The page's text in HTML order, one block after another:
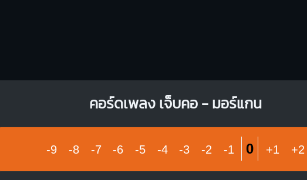
คอร์ดเพลง เจ็บคอ - มอร์แกน
-9 -8 -7 -6 -5 -4 -3 -2 -1 0 +1 +2